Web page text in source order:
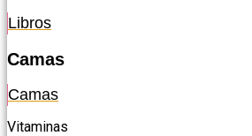
Libros
Camas
Camas
Vitaminas